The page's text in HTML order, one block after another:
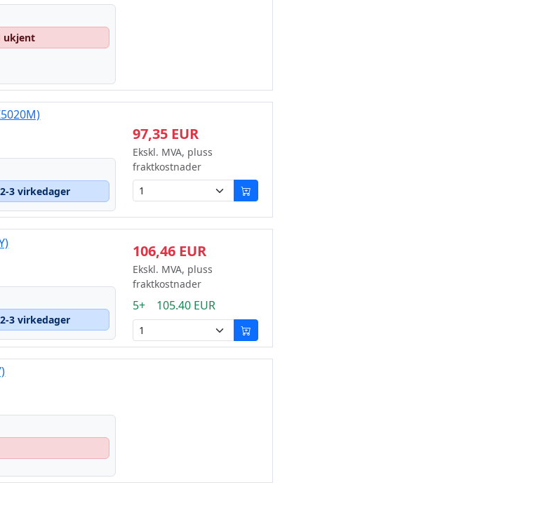
ukjent
3 virkedager
97,35 EUR
Ekskl. MVA, pluss
fraktkostnader
3 virkedager
106,46 EUR
Ekskl. MVA, pluss
fraktkostnader
5+ 105.40 EUR